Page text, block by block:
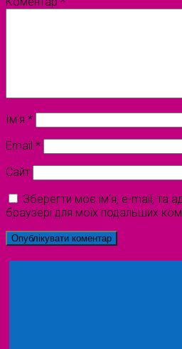
Ім'я *
Email *
Сайт
Зберегти моє ім'я, e-mail, та
браузері для моїх подальших